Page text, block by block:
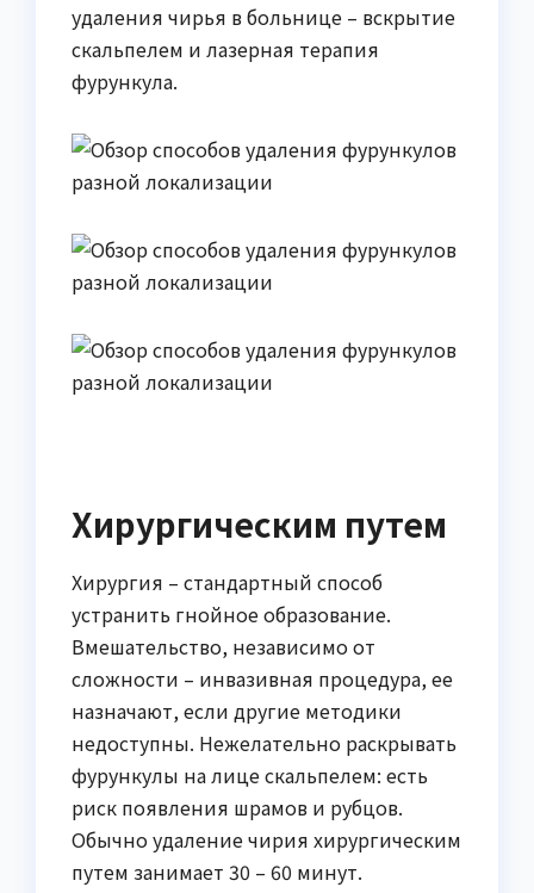
удаления чирья в больнице – вскрытие
скальпелем и лазерная терапия
фурункула.
Хирургическим путем
Хирургия – стандартный способ
устранить гнойное образование.
Вмешательство, независимо от
сложности – инвазивная процедура, ее
назначают, если другие методики
недоступны. Нежелательно раскрывать
фурункулы на лице скальпелем: есть
риск появления шрамов и рубцов.
Обычно удаление чирия хирургическим
путем занимает 30 – 60 минут.